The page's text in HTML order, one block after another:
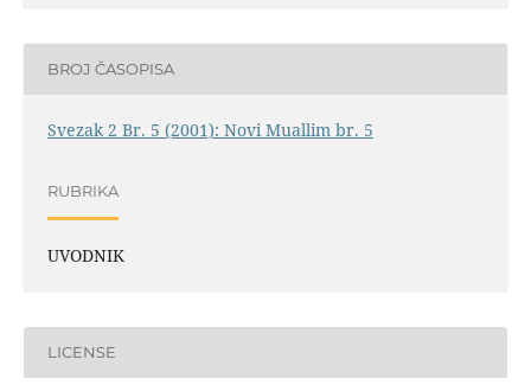
BROJ ČASOPISA
Svezak 2 Br. 5 (2001): Novi Muallim br. 5
RUBRIKA
UVODNIK
LICENSE